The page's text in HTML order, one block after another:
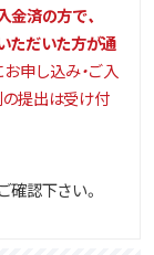
済の方で、
ただいた方が通
申し込み・ご入
提出は受け付
確認下さい。